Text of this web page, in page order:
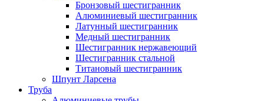
Бронзовый шестигранник
Алюминиевый шестигранник
Латунный шестигранник
Медный шестигранник
Шестигранник нержавеющий
Шестигранник стальной
Титановый шестигранник
Шпунт Ларсена
Труба